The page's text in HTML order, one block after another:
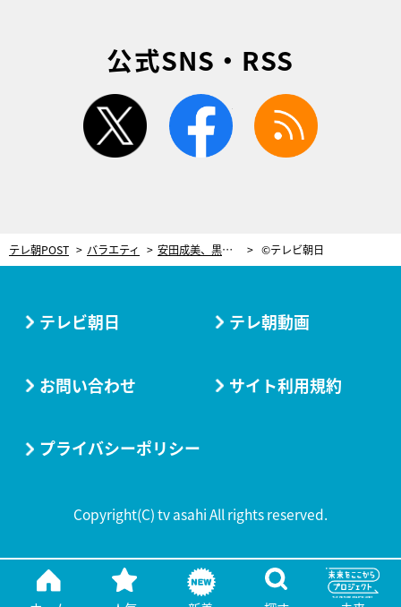
公式SNS・RSS
twitter facebook
テレ朝POST バラエティ 安田成美、黒柳徹子の特技“水中ヨガ”に興味津々！「水に浮かぶ極意」語る ©テレビ朝日
テレビ朝日 テレ朝動画
お問い合わせ サイト利用規約
プライバシーポリシー
Copyright(C) tv asahi All rights reserved.